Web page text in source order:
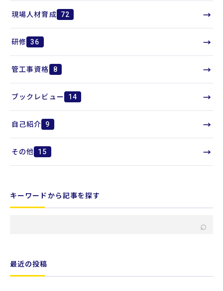
現場人材育成 72 →
研修 36 →
管工事資格 8 →
ブックレビュー 14 →
自己紹介 9 →
その他 15 →
キーワードから記事を探す
ー
ド
⌕
最近の投稿